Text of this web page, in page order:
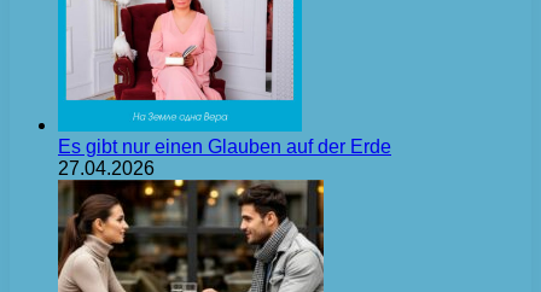
Es gibt nur einen Glauben auf der Erde
27.04.2026